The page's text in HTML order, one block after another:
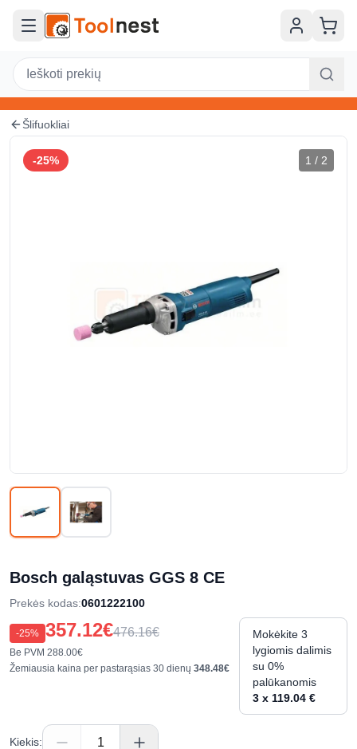
Šlifuokliai
-25% 1 / 2
Bosch galąstuvas GGS 8 CE
Prekės kodas:0601222100
-25% 357.12€476.16€
Be PVM 288.00€
Žemiausia kaina per pastarąsias 30 dienų 348.48€
Mokėkite 3
lygiomis dalimis
su 0%
palūkanomis
3 x 119.04 €
Kiekis: